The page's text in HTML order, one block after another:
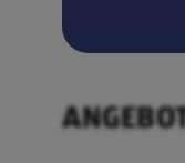
CEEM
(öffnet in